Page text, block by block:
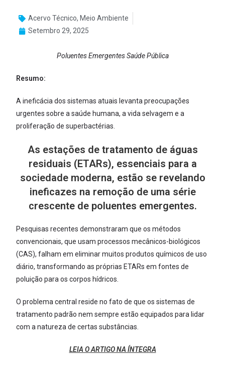
Acervo Técnico, Meio Ambiente
Setembro 29, 2025
Poluentes Emergentes Saúde Pública
Resumo:
A ineficácia dos sistemas atuais levanta preocupações
urgentes sobre a saúde humana, a vida selvagem e a
proliferação de superbactérias.
As estações de tratamento de águas
residuais (ETARs), essenciais para a
sociedade moderna, estão se revelando
ineficazes na remoção de uma série
crescente de poluentes emergentes.
Pesquisas recentes demonstraram que os métodos
convencionais, que usam processos mecânicos-biológicos
(CAS), falham em eliminar muitos produtos químicos de uso
diário, transformando as próprias ETARs em fontes de
poluição para os corpos hídricos.
O problema central reside no fato de que os sistemas de
tratamento padrão nem sempre estão equipados para lidar
com a natureza de certas substâncias.
LEIA O ARTIGO NA ÍNTEGRA